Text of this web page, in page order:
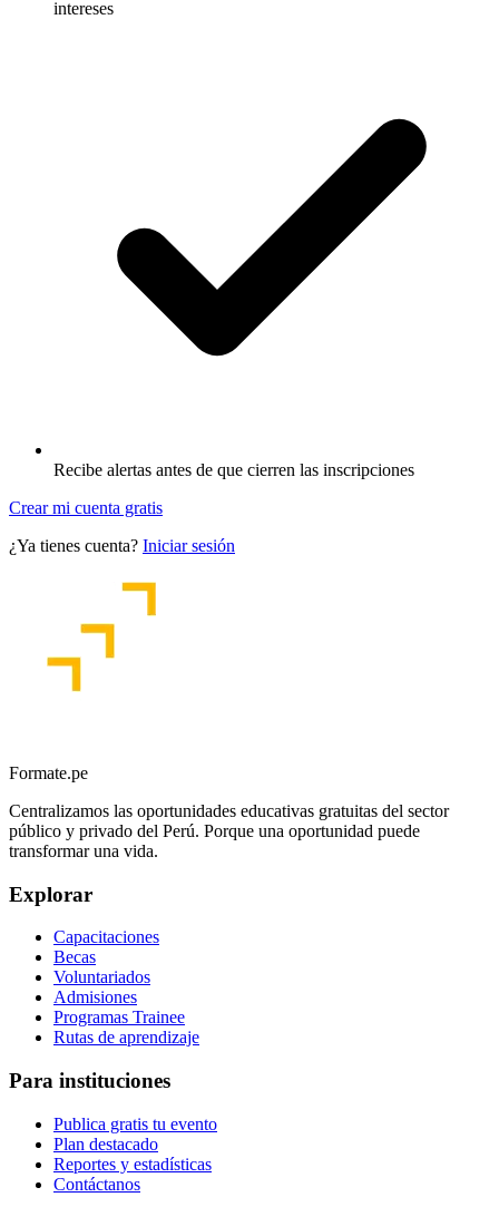
intereses
Recibe alertas antes de que cierren las inscripciones
Crear mi cuenta gratis
¿Ya tienes cuenta? Iniciar sesión
Formate.pe
Centralizamos las oportunidades educativas gratuitas del sector
público y privado del Perú. Porque una oportunidad puede
transformar una vida.
Explorar
Capacitaciones
Becas
Voluntariados
Admisiones
Programas Trainee
Rutas de aprendizaje
Para instituciones
Publica gratis tu evento
Plan destacado
Reportes y estadísticas
Contáctanos